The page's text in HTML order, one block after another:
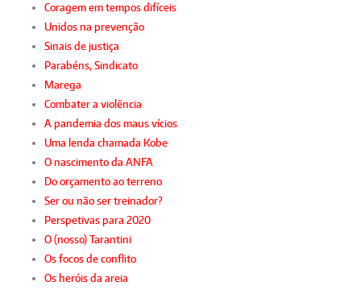
Coragem em tempos difíceis
Unidos na prevenção
Sinais de justiça
Parabéns, Sindicato
Marega
Combater a violência
A pandemia dos maus vícios
Uma lenda chamada Kobe
O nascimento da ANFA
Do orçamento ao terreno
Ser ou não ser treinador?
Perspetivas para 2020
O (nosso) Tarantini
Os focos de conflito
Os heróis da areia